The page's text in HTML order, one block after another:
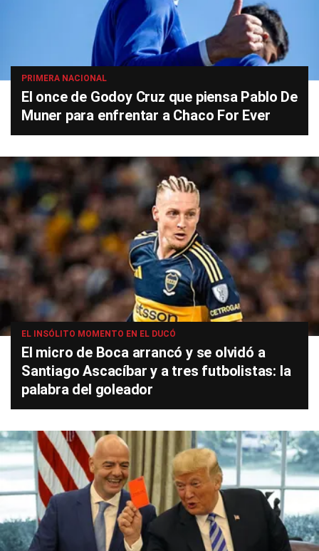
PRIMERA NACIONAL
El once de Godoy Cruz que piensa Pablo De
Muner para enfrentar a Chaco For Ever
EL INSÓLITO MOMENTO EN EL DUCÓ
El micro de Boca arrancó y se olvidó a
Santiago Ascacíbar y a tres futbolistas: la
palabra del goleador